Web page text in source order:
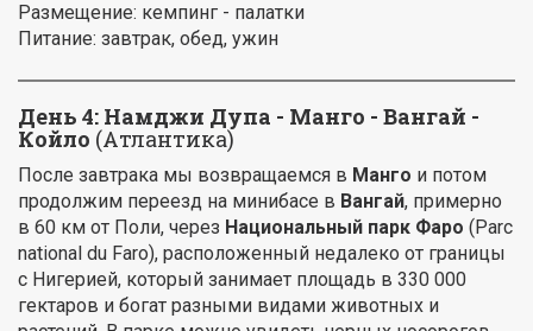
Размещение: кемпинг - палатки
Питание: завтрак, обед, ужин
День 4: Намджи Дупа - Манго - Вангай -
Койло (Атлантика)
После завтрака мы возвращаемся в Манго и потом
продолжим переезд на минибасе в Вангай, примерно
в 60 км от Поли, через Национальный парк Фаро (Parc
national du Faro), расположенный недалеко от границы
с Нигерией, который занимает площадь в 330 000
гектаров и богат разными видами животных и